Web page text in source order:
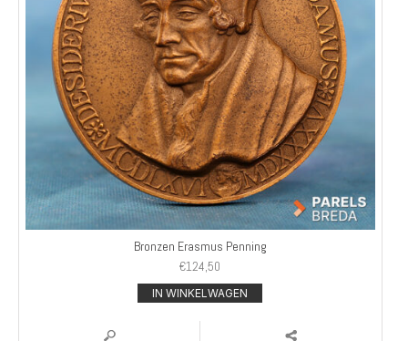
Bronzen Erasmus Penning
€124,50
IN WINKELWAGEN